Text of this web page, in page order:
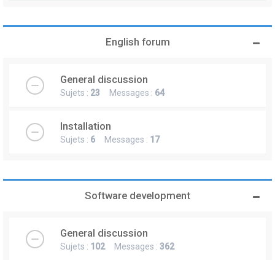
English forum
General discussion
Sujets : 23 Messages : 64
Installation
Sujets : 6 Messages : 17
Software development
General discussion
Sujets : 102Messages : 362